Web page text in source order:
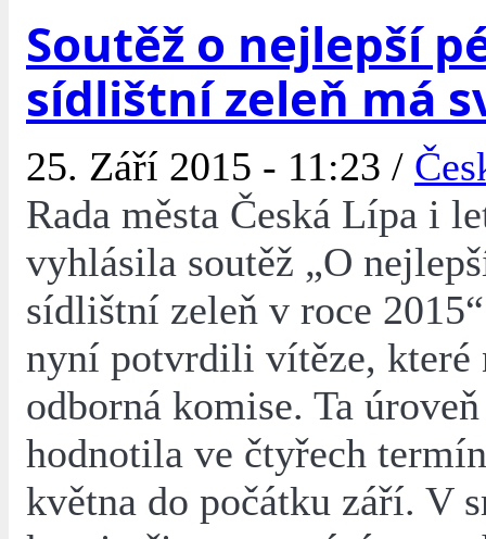
Soutěž o nejlepší
sídlištní zeleň má
25. Září 2015 - 11:23 /
Rada města Česká Lípa i
vyhlásila soutěž „O
sídlištní zeleň v roce
nyní potvrdili vítěze, které
odborná komise. Ta
hodnotila ve čtyřech
května do počátku září. V